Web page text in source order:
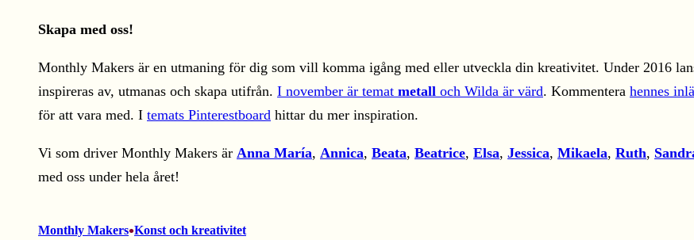
Skapa med oss!
Monthly Makers är en utmaning för dig som vill komma igång med eller utveckla din kreativitet. Under 2016
inspireras av, utmanas och skapa utifrån. I november är temat metall och Wilda är värd. Kommentera hennes
för att vara med. I temats Pinterestboard hittar du mer inspiration.
Vi som driver Monthly Makers är Anna María, Annica, Beata, Beatrice, Elsa, Jessica, Mikaela, Ruth,
med oss under hela året!
Monthly Makers•Konst och kreativitet